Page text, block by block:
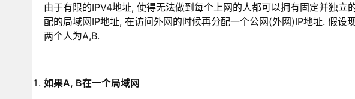
由于有限的IPV4地址, 使得无法做到每个上网的人都可以拥有固定并独立
配的局域网IP地址, 在访问外网的时候再分配一个公网(外网)IP地址. 假设
两个人为A,B.
如果A, B在一个局域网